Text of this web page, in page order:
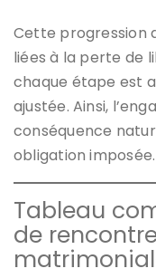
Cette progression
liées à la perte de
chaque étape est
ajustée. Ainsi,
conséquence
obligation imposée.
Tableau
de